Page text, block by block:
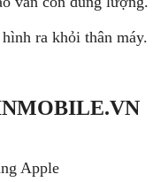
ra khỏi thân máy.
Apple